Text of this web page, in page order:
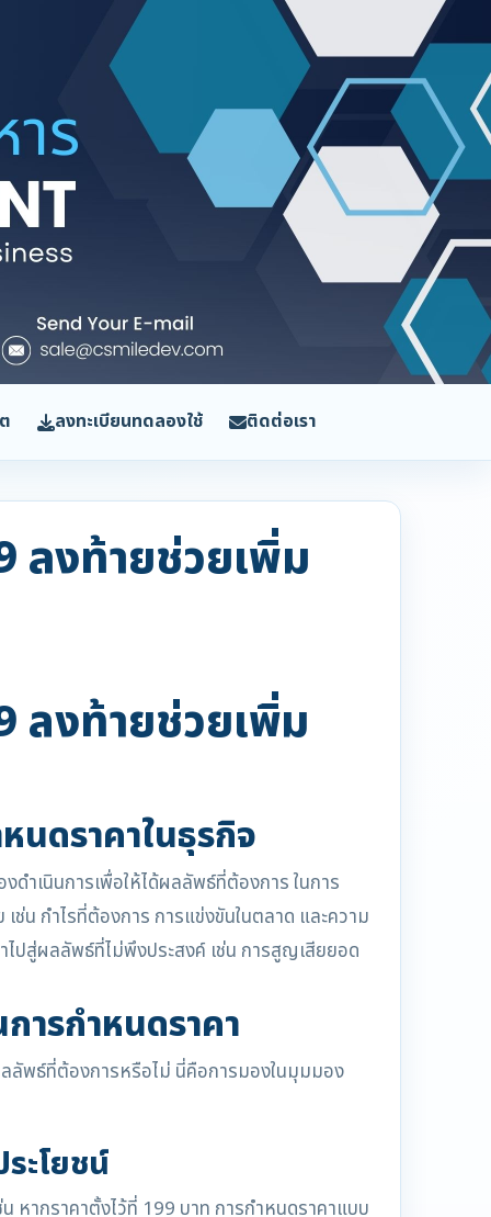
ลงทะเบียนทดลองใช้ ติดต่อเรา
ลงท้ายช่วยเพิ่ม
ลงท้ายช่วยเพิ่ม
นดราคาในธุรกิจ
ำเนินการเพื่อให้ได้ผลลัพธ์ที่ต้องการ ในการ
น กำไรที่ต้องการ การแข่งขันในตลาด และความ
ปสู่ผลลัพธ์ที่ไม่พึงประสงค์ เช่น การสูญเสียยอด
ารกำหนดราคา
ลัพธ์ที่ต้องการหรือไม่ นี่คือการมองในมุมมอง
ะโยชน์
หากราคาตั้งไว้ที่ 199 บาท การกำหนดราคาแบบ